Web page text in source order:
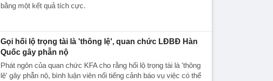
bằng một kết quả tích cực.
Gọi hối lộ trọng tài là 'thông lệ', quan chức LĐBĐ Hàn
Quốc gây phẫn nộ
Phát ngôn của quan chức KFA cho rằng hối lộ trọng tài là 'thông
lệ' gây phẫn nộ, bình luận viên nổi tiếng cảnh báo vụ việc có thể